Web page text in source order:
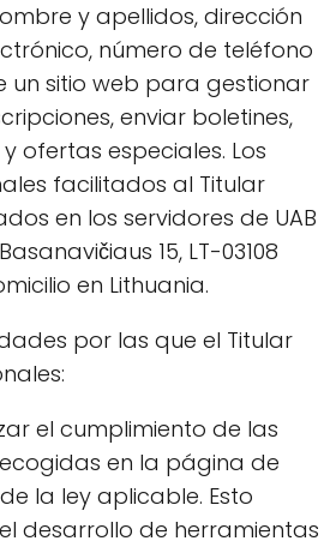
y apellidos, dirección
número de teléfono
un sitio web para gestionar
enviar boletines,
ofertas especiales. Los
facilitados al Titular
en los servidores de UAB
15, LT-03108
en Lithuania.
por las que el Titular
el cumplimiento de las
en la página de
la ley aplicable. Esto
desarrollo de herramientas